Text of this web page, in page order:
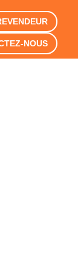
NOUS